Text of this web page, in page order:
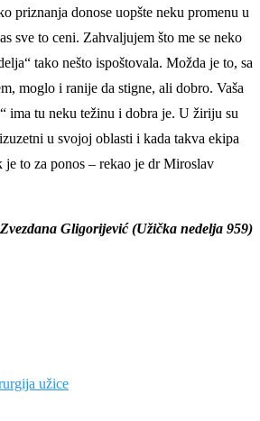
priznanja donose uopšte neku promenu u
sve to ceni. Zahvaljujem što me se neko
tako nešto ispoštovala. Možda je to, sa
moglo i ranije da stigne, ali dobro. Vaša
ima tu neku težinu i dobra je. U žiriju su
u svojoj oblasti i kada takva ekipa
to za ponos – rekao je dr Miroslav
Zvezdana Gligorijević (Užička nedelja 959)
užice